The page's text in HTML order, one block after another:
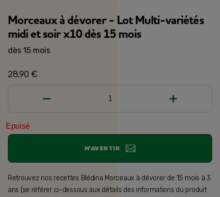
Morceaux à dévorer - Lot Multi-variétés
midi et soir x10 dès 15 mois
dès 15 mois
28,90 €
1
Epuisé
M'AVERTIR
Retrouvez nos recettes Blédina Morceaux à dévorer de 15 mois à 3
ans (se référer ci-dessous aux détails des informations du produit